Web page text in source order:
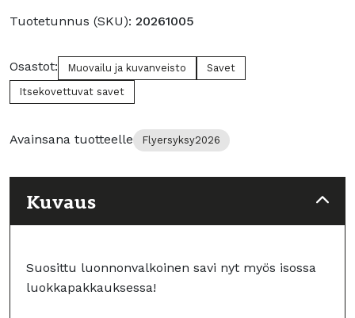
Luonnonvalkoinen
Tuotetunnus (SKU): 20261005
Osastot: Muovailu ja kuvanveisto
Savet
Itsekovettuvat savet
Avainsana tuotteelle Flyersyksy2026
Kuvaus
Suosittu luonnonvalkoinen savi nyt myös isossa
luokkapakkauksessa!